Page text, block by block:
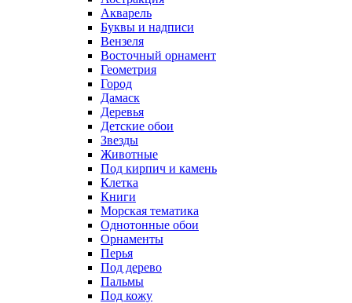
Акварель
Буквы и надписи
Вензеля
Восточный орнамент
Геометрия
Город
Дамаск
Деревья
Детские обои
Звезды
Животные
Под кирпич и камень
Клетка
Книги
Морская тематика
Однотонные обои
Орнаменты
Перья
Под дерево
Пальмы
Под кожу